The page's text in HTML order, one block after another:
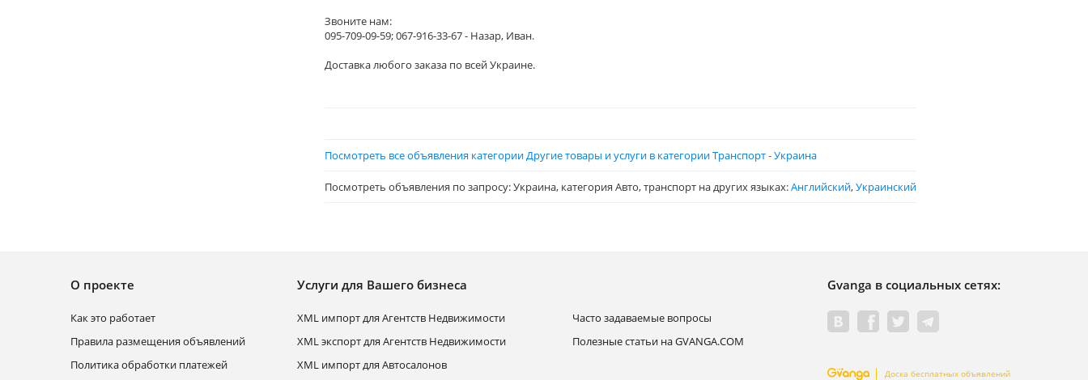
Звоните нам:
095-709-09-59; 067-916-33-67 - Назар, Иван.
Доставка любого заказа по всей Украине.
Посмотреть все объявления категории Другие товары и услуги в категории Транспорт - Украина
Посмотреть объявления по запросу: Украина, категория Авто, транспорт на других языках:Английский,Украинский
О проекте
Как это работает
Правила размещения объявлений
Политика обработки платежей
Услуги для Вашего бизнеса
XML импорт для Агентств Недвижимости
XML экспорт для Агентств Недвижимости
XML импорт для Автосалонов
Часто задаваемые вопросы
Полезные статьи на GVANGA.COM
Gvanga в социальных сетях:
Доска бесплатных объявлений